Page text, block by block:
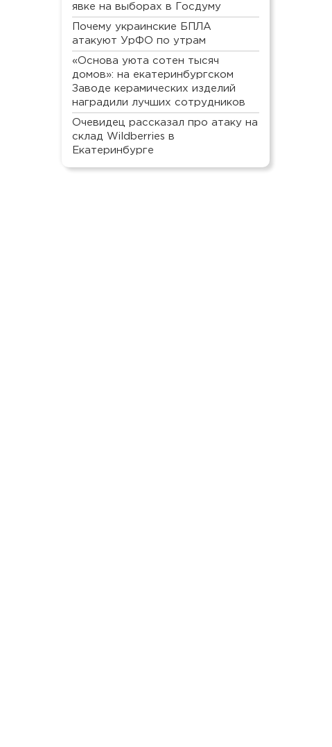
явке на выборах в Госдуму
Почему украинские БПЛА
атакуют УрФО по утрам
«Основа уюта сотен тысяч
домов»: на екатеринбургском
Заводе керамических изделий
наградили лучших сотрудников
Очевидец рассказал про атаку на
склад Wildberries в
Екатеринбурге